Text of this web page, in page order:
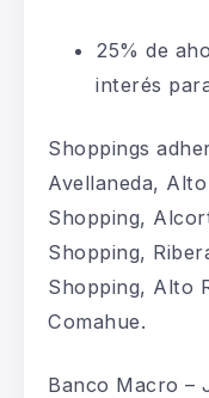
25% de
interés
Shoppings
Avellaneda,
Shopping,
Shopping,
Shopping, Alto
Comahue.
Banco Macro –